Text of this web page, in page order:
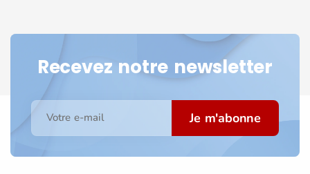
Recevez notre newsletter
Votre e-mail Je m'abonne